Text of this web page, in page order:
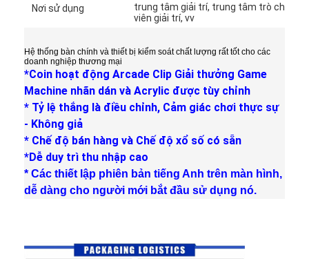
Nơi sử dụng
trung tâm giải trí, trung tâm trò chơi,
viên giải trí, vv
Hệ thống bàn chính và thiết bị kiểm soát chất lượng rất tốt cho các
doanh nghiệp thương mại
*Coin hoạt động Arcade Clip Giải thưởng Game
Machine nhãn dán và Acrylic được tùy chỉnh
* Tỷ lệ thắng là điều chỉnh, Cảm giác chơi thực sự
- Không giả
* Chế độ bán hàng và Chế độ xổ số có sẵn
*Dễ duy trì thu nhập cao
* Các thiết lập phiên bản tiếng Anh trên màn hình,
dễ dàng cho người mới bắt đầu sử dụng nó.